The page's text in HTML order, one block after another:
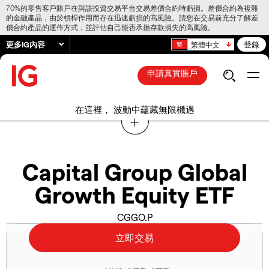
70%的零售客戶賬戶在與該投資交易平台交易差價合約時虧損。差價合約為複雜
的金融產品，由於槓桿作用而存在迅速虧損的高風險。請您在交易前充分了解差
價合約產品的運作方式，並評估自己能否承擔存款損失的高風險。
更多IG內容 繁體中文 登錄
申請真實賬戶
在這裡， 波動中蘊藏無限機遇
Capital Group Global
Growth Equity ETF
CGGO.P